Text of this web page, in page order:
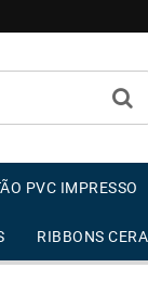
PVC IMPRESSO
RIBBONS